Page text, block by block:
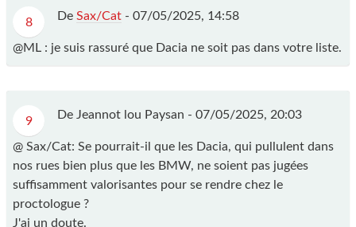
8 De Sax/Cat - 07/05/2025, 14:58
@ML : je suis rassuré que Dacia ne soit pas dans votre liste.
9 De Jeannot lou Paysan - 07/05/2025, 20:03
@ Sax/Cat: Se pourrait-il que les Dacia, qui pullulent dans
nos rues bien plus que les BMW, ne soient pas jugées
suffisamment valorisantes pour se rendre chez le
proctologue ?
J'ai un doute.